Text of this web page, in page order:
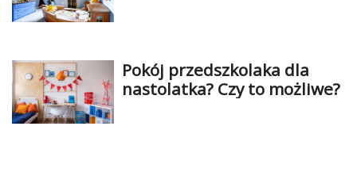
Pokój przedszkolaka dla
nastolatka? Czy to możliwe?